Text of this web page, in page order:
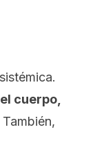
cuerpo,
También,